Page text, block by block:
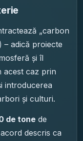
„carbon
– adică proiecte
și îl
acest caz prin
introducerea
și culturi.
de tone de
descris ca